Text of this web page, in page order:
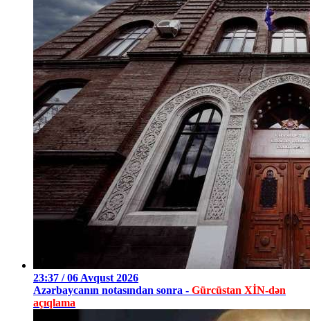
23:37 / 06 Avqust 2026
Azərbaycanın notasından sonra - Gürcüstan XİN-dən
açıqlama